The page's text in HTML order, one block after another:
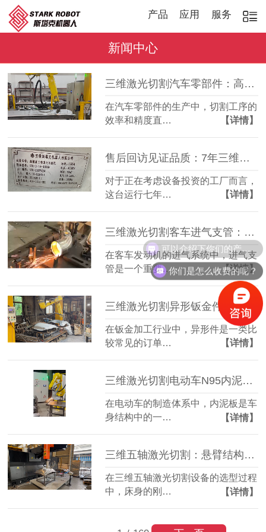
产品 应用 服务
新闻中心
三维激光切割汽车零部件：高效稳定，适配多品种加工
在汽车零部件的生产中，切割工序的
效率和精度直…
【详情】
售后回访见证品质：7年三维激光切割机，稳定如常
对于正在考虑设备投资的工厂而言，
这台运行七年…
【详情】
三维激光切割客车进气支管：复杂管件精准成型
在客车发动机的进气系统中，进气支
管是一个重要…
【详情】
三维激光切割异形钣金件：复杂轮廓一机成型
在钣金加工行业中，异形件是一类比
较常见的订单…
【详情】
三维激光切割电动车N95内泥板：复杂曲面准确成型
在电动车的制造体系中，内泥板是车
身结构中的一…
【详情】
三维五轴激光切割：悬臂结构全铸件床身，搭配柏楚系统更实用
在三维五轴激光切割设备的选型过程
中，床身的刚…
【详情】
可以介绍下你们的产品么？
你们是怎么收费的呢？